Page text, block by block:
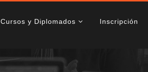
Cursos y Diplomados Inscripción